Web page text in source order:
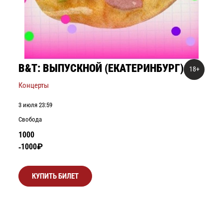
B&T: ВЫПУСКНОЙ (ЕКАТЕРИНБУРГ) 18+
Концерты
3 июля 23:59
1000
1000₽
Свобода
КУПИТЬ БИЛЕТ